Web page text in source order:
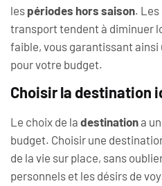
les périodes hors saison. Les
transport tendent à diminuer
faible, vous garantissant
pour votre budget.
Choisir la destination
Le choix de la destinationa
budget. Choisir une
de la vie sur place, sans
personnels et les désirs de